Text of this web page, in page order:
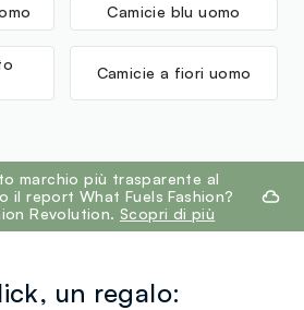
Camicie blu uomo
Camicie a fiori uomo
marchio più trasparente al
il report What Fuels Fashion?
Revolution. Scopri di più
un regalo: